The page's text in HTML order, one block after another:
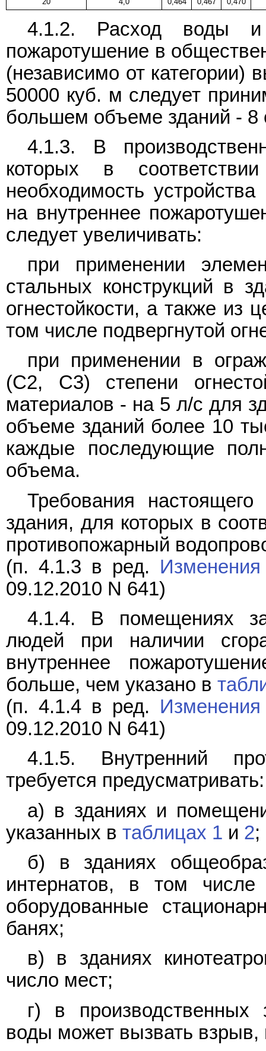
4.1.2. Расход воды и
пожаротушение в
(независимо от
50000 куб. м следует
большем объеме зданий - 8
4.1.3. В
которых в
необходимость
на внутреннее
следует увеличивать:
при применении
стальных конструкций в
огнестойкости, а также из
том числе подвергнутой
при применении в
(С2, С3) степени
материалов - на 5 л/с для
объеме зданий более 10
каждые последующие
объема.
Требования
здания, для которых в
противопожарный
(п. 4.1.3 в ред.
09.12.2010 N 641)
4.1.4. В помещениях
людей при наличии
внутреннее
больше, чем указано в
(п. 4.1.4 в ред.
09.12.2010 N 641)
4.1.5. Внутренний
требуется предусматривать:
а) в зданиях и
указанных в таблицах 1 и 2;
б) в зданиях
интернатов, в том
оборудованные
банях;
в) в зданиях
число мест;
г) в производственных
воды может вызвать взрыв,